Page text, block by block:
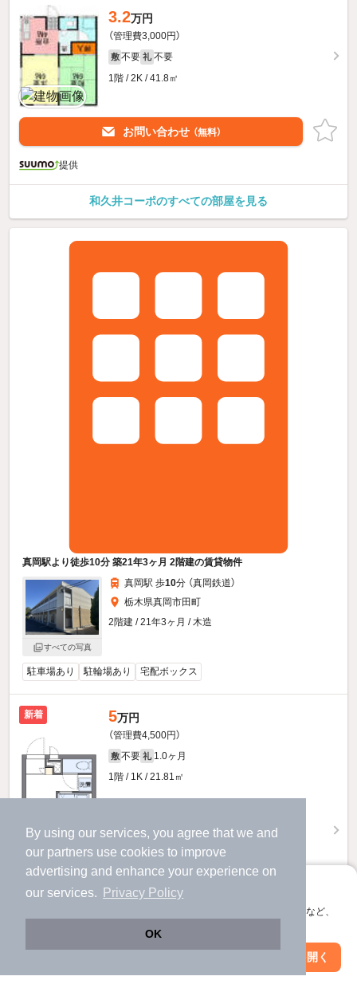
By using our services, you agree that we and
our partners use cookies to improve
advertising and enhance your experience on
our services.
Privacy Policy
OK
アプリに切り替えて、サクサクお部屋探し
会員登録なしですぐ使える。マップ検索やお気に入り保存など、
アプリを開く
3.2万円
（管理費3,000円）
敷 不要 礼 不要
1階 / 2K / 41.8㎡
お問い合わせ （無料）
提供
和久井コーポのすべての部屋を見る
真岡駅より徒歩10分 築21年3ヶ月 2階建の賃貸物件
すべての写真
真岡駅 歩10分 （真岡鉄道）
栃木県真岡市田町
2階建 / 21年3ヶ月 / 木造
駐車場あり 駐輪場あり 宅配ボックス
新着 5万円
（管理費4,500円）
敷 不要 礼 1.0ヶ月
1階 / 1K / 21.81㎡
絞り込み条件を変更